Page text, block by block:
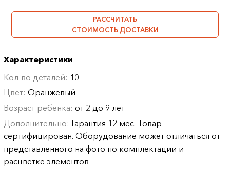
РАССЧИТАТЬ
СТОИМОСТЬ ДОСТАВКИ
Характеристики
Кол-во деталей: 10
Цвет:Оранжевый
Возраст ребенка:от 2 до 9 лет
Дополнительно: Гарантия 12 мес. Товар
сертифицирован. Оборудование может отличаться от
представленного на фото по комплектации и
расцветке элементов